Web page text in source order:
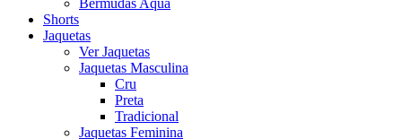
Bermudas Aqua
Shorts
Jaquetas
Ver Jaquetas
Jaquetas Masculina
Cru
Preta
Tradicional
Jaquetas Feminina